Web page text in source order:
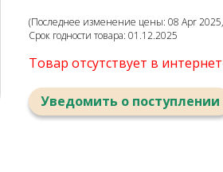
(Последнее изменение цены: 08 Apr
Срок годности товара: 01.12.2025
Товар отсутствует в
Уведомить о поступлении